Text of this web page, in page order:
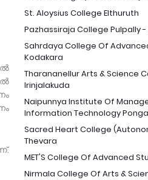
St. Aloysius College Elthuruth
Pazhassiraja College Pulpally
Sahrdaya College Of
Kodakara
Tharananellur Arts & Science
Irinjalakuda
Naipunnya Institute Of
Information Technology
Sacred Heart College
Thevara
MET'S College Of Advanced
Nirmala College Of Arts &